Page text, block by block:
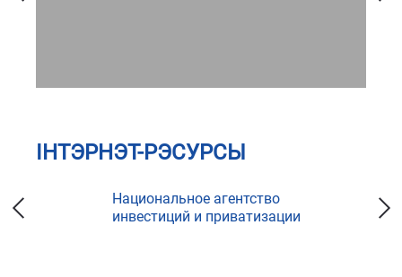
ІНТЭРНЭТ-РЭСУРСЫ
Национальное агентство
инвестиций и приватизации